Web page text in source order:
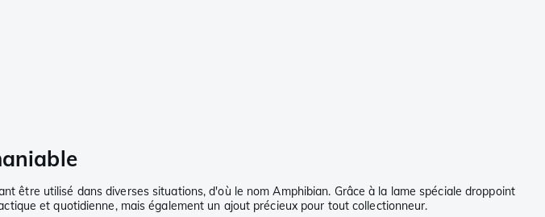
être utilisé dans diverses situations, d'où le nom Amphibian. Grâce à la lame spéciale droppoint
et quotidienne, mais également un ajout précieux pour tout collectionneur.